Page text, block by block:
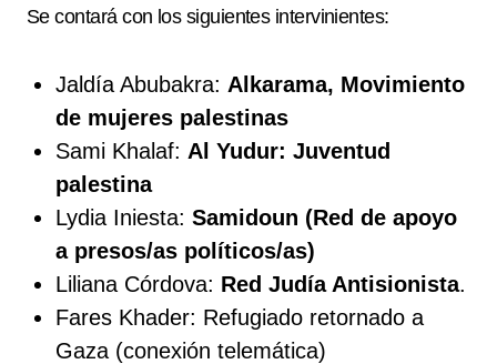
Se contará con los siguientes intervinientes:
Jaldía Abubakra: Alkarama, Movimiento
de mujeres palestinas
Sami Khalaf: Al Yudur: Juventud
palestina
Lydia Iniesta: Samidoun (Red de apoyo
a presos/as políticos/as)
Liliana Córdova: Red Judía Antisionista.
Fares Khader: Refugiado retornado a
Gaza (conexión telemática)